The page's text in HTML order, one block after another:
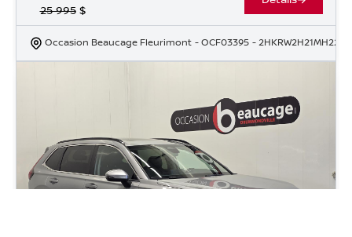
25 995$
Occasion Beaucage Fleurimont - OCF03395 -